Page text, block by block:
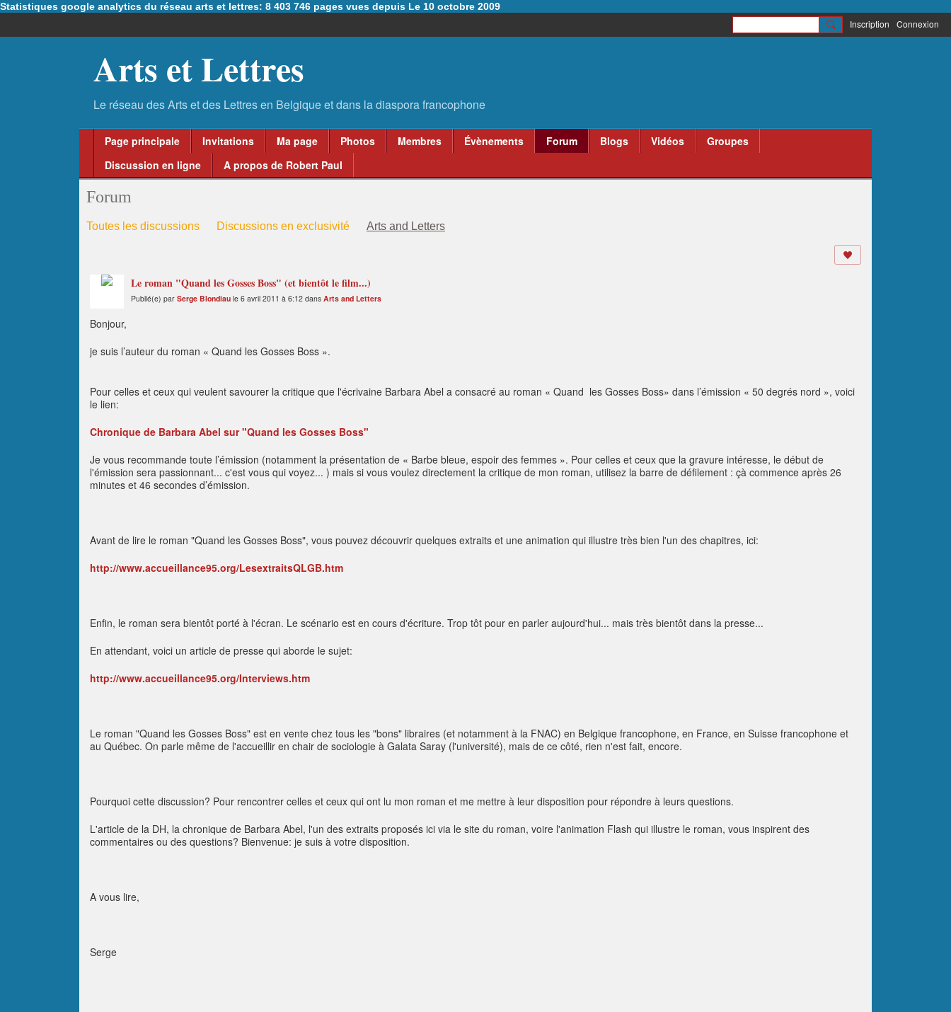
Statistiques google analytics du réseau arts et lettres: 8 403 746 pages vues depuis Le 10 octobre 2009
Inscription Connexion
Arts et Lettres
Page principale Invitations Ma page Photos Membres Évènements Forum Blogs Vidéos
Groupes
Discussion en ligne
A propos de Robert Paul
Forum
Toutes les discussions Discussions en exclusivité Arts and Letters
Le roman "Quand les Gosses Boss" (et bientôt le film...)
Publié(e) par Serge Blondiau le 6 avril 2011 à 6:12 dans Arts and Letters
Bonjour,
je suis l’auteur du roman « Quand les Gosses Boss ».
Pour celles et ceux qui veulent savourer la critique que l'écrivaine Barbara Abel a consacré au roman « Quand les Gosses Boss» dans l’émission « 50 degrés nord », voici
le lien:
Chronique de Barbara Abel sur "Quand les Gosses Boss"
Je vous recommande toute l’émission (notamment la présentation de « Barbe bleue, espoir des femmes ». Pour celles et ceux que la gravure intéresse, le début de
l'émission sera passionnant... c'est vous qui voyez... ) mais si vous voulez directement la critique de mon roman, utilisez la barre de défilement : çà commence après 26
minutes et 46 secondes d’émission.
Avant de lire le roman "Quand les Gosses Boss", vous pouvez découvrir quelques extraits et une animation qui illustre très bien l'un des chapitres, ici:
http://www.accueillance95.org/LesextraitsQLGB.htm
Enfin, le roman sera bientôt porté à l'écran. Le scénario est en cours d'écriture. Trop tôt pour en parler aujourd'hui... mais très bientôt dans la presse...
En attendant, voici un article de presse qui aborde le sujet:
http://www.accueillance95.org/Interviews.htm
Le roman "Quand les Gosses Boss" est en vente chez tous les "bons" libraires (et notamment à la FNAC) en Belgique francophone, en France, en Suisse francophone et
au Québec. On parle même de l'accueillir en chair de sociologie à Galata Saray (l'université), mais de ce côté, rien n'est fait, encore.
Pourquoi cette discussion? Pour rencontrer celles et ceux qui ont lu mon roman et me mettre à leur disposition pour répondre à leurs questions.
L'article de la DH, la chronique de Barbara Abel, l'un des extraits proposés ici via le site du roman, voire l'animation Flash qui illustre le roman, vous inspirent des
commentaires ou des questions? Bienvenue: je suis à votre disposition.
A vous lire,
Serge